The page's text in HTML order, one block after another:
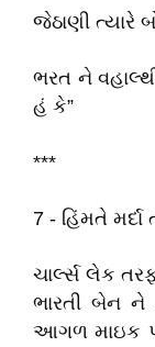
જેઠાણી ત્યારે
ભરત ને
હં કે”
***
7 - હિંમતે મર્દા
ચાર્લ્સ લેક
ભારતી બેન ને
આગળ માઇક